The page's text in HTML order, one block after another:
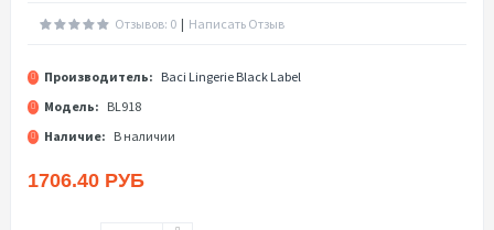
Отзывов: 0 | Написать Отзыв
Производитель: Baci Lingerie Black Label
Модель: BL918
Наличие: В наличии
1706.40 РУБ